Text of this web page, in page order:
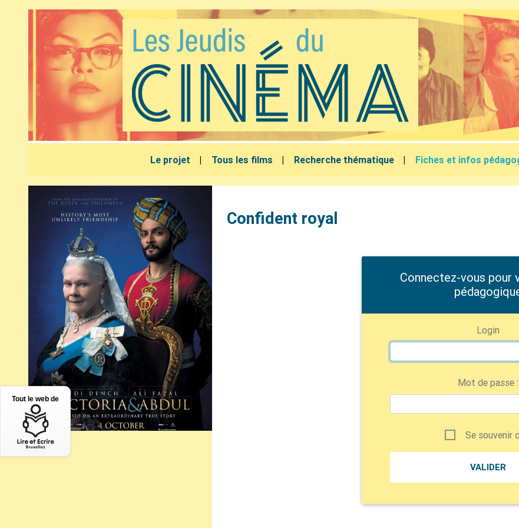
Le projet Tous les films Recherche thématique Fiches et infos
Confident royal
Connectez-vous pour
Login
Mot de passe :
Se souvenir
Tout le web de